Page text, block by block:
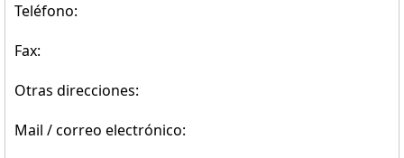
Teléfono:
Fax:
Otras direcciones:
Mail / correo electrónico: